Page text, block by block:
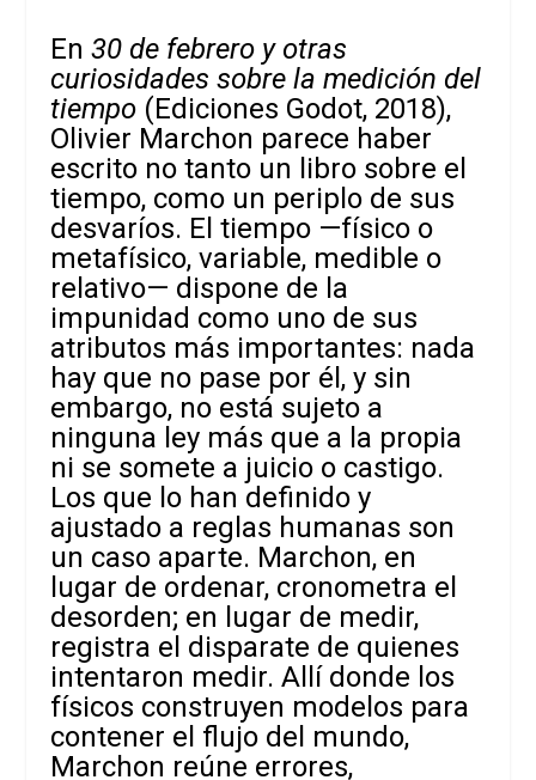
En30 de febrero y otras
curiosidades sobre la medición del
tiempo (Ediciones Godot, 2018),
Olivier Marchon parece haber
escrito no tanto un libro sobre el
tiempo, como un periplo de sus
desvaríos. El tiempo —físico o
metafísico, variable, medible o
relativo— dispone de la
impunidad como uno de sus
atributos más importantes: nada
hay que no pase por él, y sin
embargo, no está sujeto a
ninguna ley más que a la propia
ni se somete a juicio o castigo.
Los que lo han definido y
ajustado a reglas humanas son
un caso aparte. Marchon, en
lugar de ordenar, cronometra el
desorden; en lugar de medir,
registra el disparate de quienes
intentaron medir. Allí donde los
físicos construyen modelos para
contener el flujo del mundo,
Marchon reúne errores,